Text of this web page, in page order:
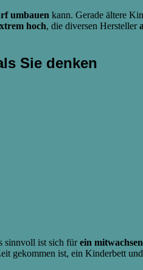
umbauen kann. Gerade ältere
hoch, die diversen Hersteller
Sie denken
sinnvoll ist sich fürein
gekommen ist, ein Kinderbett